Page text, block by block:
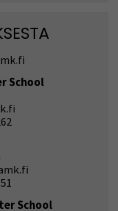
School
School